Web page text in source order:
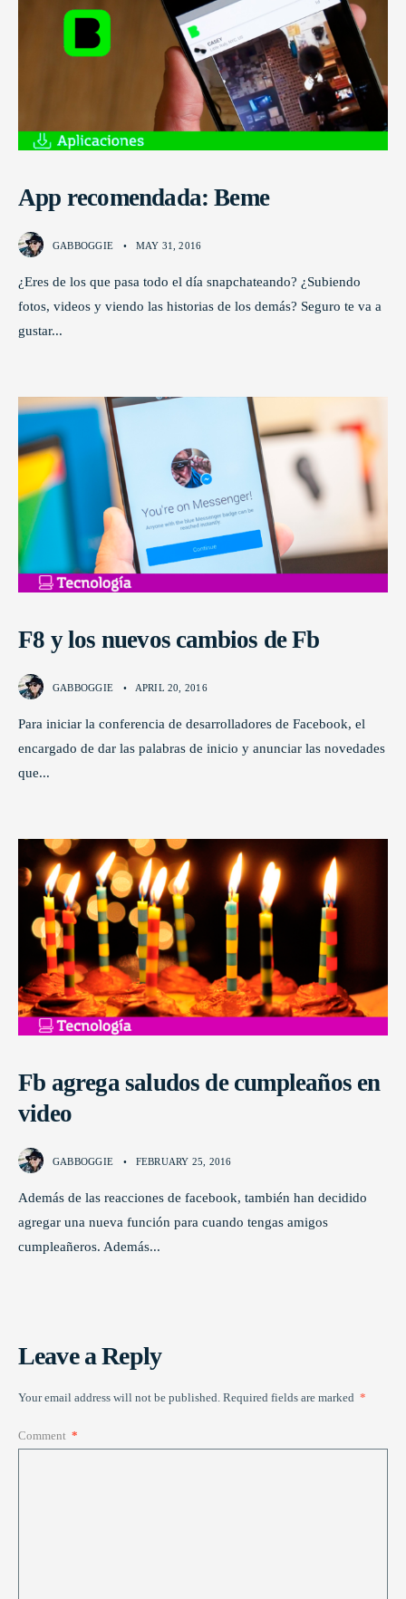
App recomendada: Beme
GABBOGGIE • MAY 31, 2016
¿Eres de los que pasa todo el día snapchateando? ¿Subiendo
fotos, videos y viendo las historias de los demás? Seguro te va a
gustar...
F8 y los nuevos cambios de Fb
GABBOGGIE • APRIL 20, 2016
Para iniciar la conferencia de desarrolladores de Facebook, el
encargado de dar las palabras de inicio y anunciar las novedades
que...
Fb agrega saludos de cumpleaños en
video
GABBOGGIE • FEBRUARY 25, 2016
Además de las reacciones de facebook, también han decidido
agregar una nueva función para cuando tengas amigos
cumpleañeros. Además...
Leave a Reply
Your email address will not be published. Required fields are marked *
Comment *